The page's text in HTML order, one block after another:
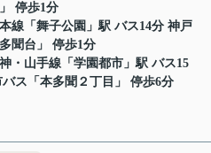
停歩1分
線 「 舞子公園 」駅 バス14分 神戸
聞台」 停歩1分
・山手線 「 学園都市 」駅 バス15
ス「本多聞２丁目」 停歩6分